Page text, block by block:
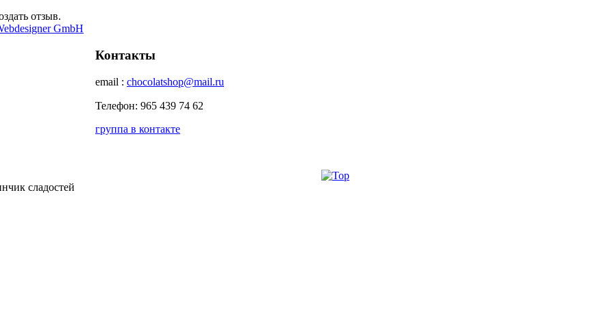
отзыв.
GmbH
Контакты
email : chocolatshop@mail.ru
Телефон: 965 439 74 62
группа в контакте
сладостей